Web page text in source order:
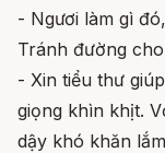
- Ngươi làm gì
Tránh đường
- Xin tiểu thư
giọng khìn khịt.
dậy khó khăn